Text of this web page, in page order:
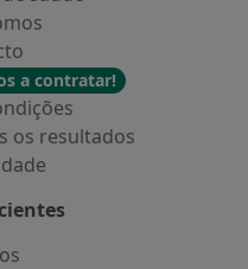
a contratar!
os resultados